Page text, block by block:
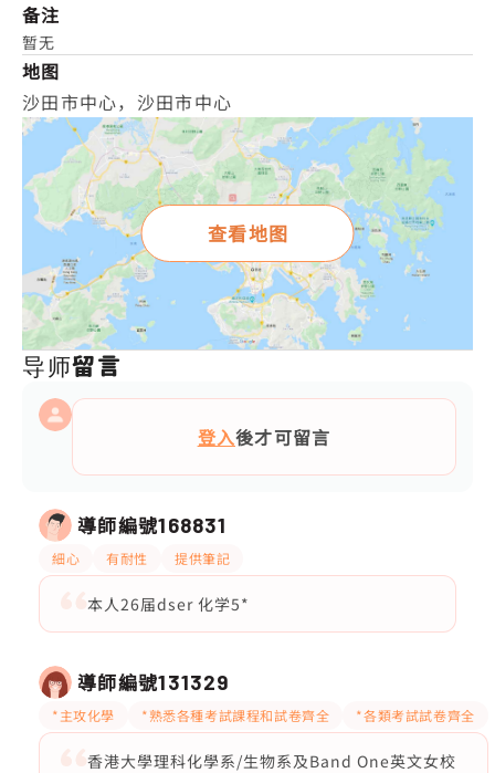
备注
暂无
地图
沙田市中心，沙田市中心
查看地图
导师留言
登入後才可留言
導師編號168831
細心 有耐性 提供筆記
本人26届dser 化学5*
導師編號131329
*主攻化學 *熟悉各種考試課程和試卷齊全 *各類考試試卷齊全
香港大學理科化學系/生物系及Band One英文女校